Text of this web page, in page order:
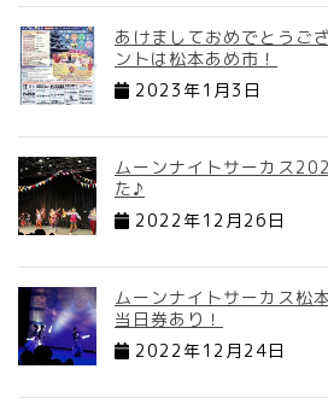
あけましておめでとう
ントは松本あめ市！
2023年1月3日
ムーンナイトサーカス
た♪
2022年12月26日
ムーンナイトサーカス松
当日券あり！
2022年12月24日